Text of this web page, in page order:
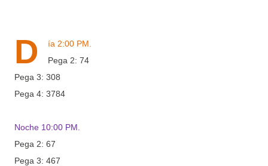
D
ía 2:00 PM.
Pega 2: 74
Pega 3: 308
Pega 4: 3784
Noche 10:00 PM.
Pega 2: 67
Pega 3: 467